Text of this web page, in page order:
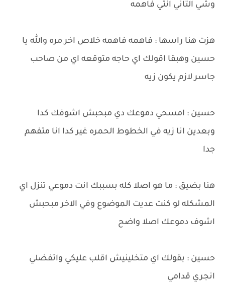
وشي التاني انتي فاهمه
هزت هنا راسها : فاهمه فاهمه خلاص اخر مره والله يا
حسين وهبقا اقولك اي حاجه متوقعه اي من صاحب
جاسر لازم يكون زيه
حسين : امسحي دموعك دي مبحبش اشوفك كدا
وبعدين انا زيه في الخطوط الحمره غير كدا انا متفهم
جدا
هنا بضيق : ما هو اصلا كله بسببك انت دموعي تنزل اي
المشكله لو كنت عديت الموضوع وفي الاخر مبحبش
اشوف دموعك اصلا واضح
حسين : بقولك اي متخلينيش اقلب عليكي واتفضلي
انجري قدامي